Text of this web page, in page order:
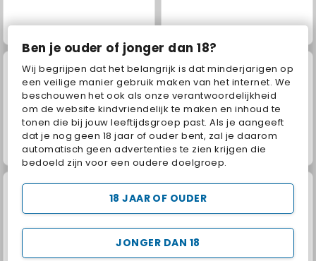
Ben je ouder of jonger dan 18?
Wij begrijpen dat het belangrijk is dat minderjarigen op
een veilige manier gebruik maken van het internet. We
beschouwen het ook als onze verantwoordelijkheid
om de website kindvriendelijk te maken en inhoud te
tonen die bij jouw leeftijdsgroep past. Als je aangeeft
dat je nog geen 18 jaar of ouder bent, zal je daarom
automatisch geen advertenties te zien krijgen die
bedoeld zijn voor een oudere doelgroep.
JONGER DAN 18
18 JAAR OF OUDER
Jewel Garden Story Scala 40